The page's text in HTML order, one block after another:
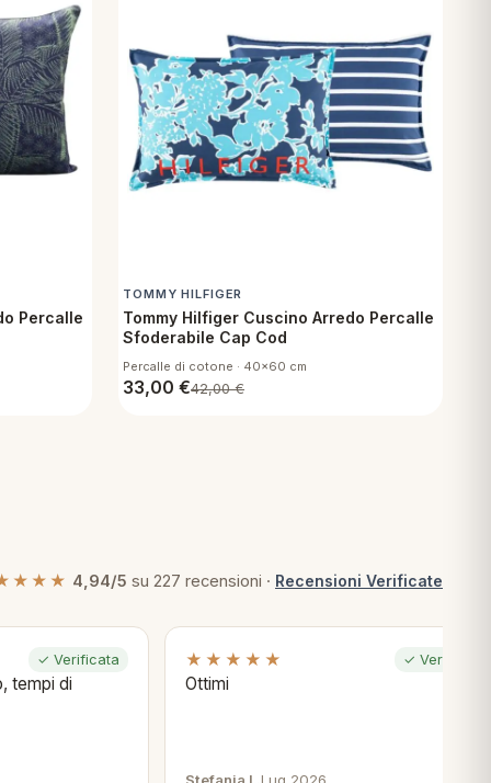
Percalle
TOMMY HILFIGER
Tommy Hilfiger Cuscino Arredo Percalle
Sfoderabile Cap Cod
Percalle di cotone · 40x60 cm
33,00 €42,00€
4,94/5 su 227 recensioni · Recensioni Verificate
✓ Verificata
tempi di
★★★★★ ✓ Verificata
Ottimi